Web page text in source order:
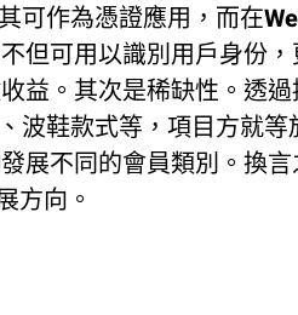
可作為憑證應用，而在
但可用以識別用戶身份
益。其次是稀缺性。透
波鞋款式等，項目方就等
展不同的會員類別。換
方向。